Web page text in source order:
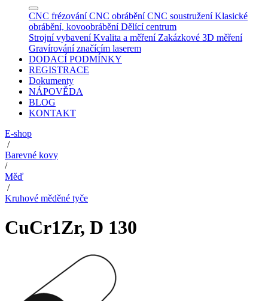
CNC frézování CNC obrábění CNC soustružení Klasické
obrábění, kovoobrábění Dělící centrum
Strojní vybavení Kvalita a měření Zakázkové 3D měření
Gravírování značícím laserem
DODACÍ PODMÍNKY
REGISTRACE
Dokumenty
NÁPOVĚDA
BLOG
KONTAKT
E-shop
/
Barevné kovy
/
Měď
/
Kruhové měděné tyče
CuCr1Zr, D 130